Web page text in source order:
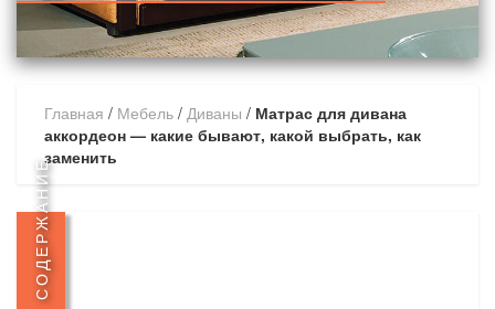
Главная / Мебель / Диваны / Матрас для дивана
аккордеон — какие бывают, какой выбрать, как
заменить
СОДЕРЖАНИЕ